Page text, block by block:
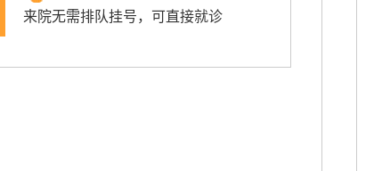
来院无需排队挂号，可直接就诊